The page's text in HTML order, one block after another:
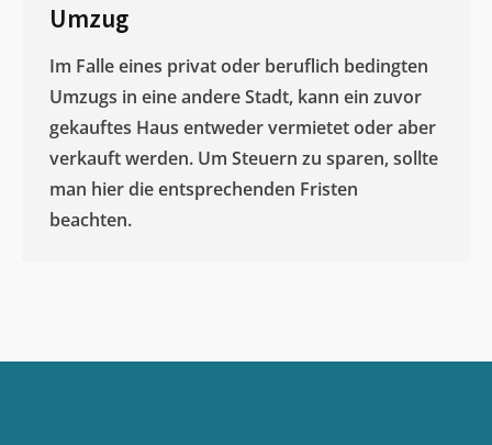
Umzug
Im Falle eines privat oder beruflich bedingten
Umzugs in eine andere Stadt, kann ein zuvor
gekauftes Haus entweder vermietet oder aber
verkauft werden. Um Steuern zu sparen, sollte
man hier die entsprechenden Fristen
beachten.